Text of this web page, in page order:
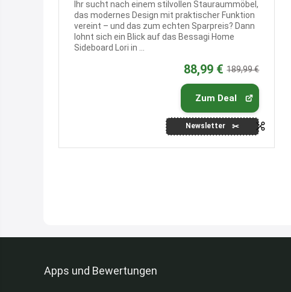
Ihr sucht nach einem stilvollen Stauraummöbel,
das modernes Design mit praktischer Funktion
vereint – und das zum echten Sparpreis? Dann
lohnt sich ein Blick auf das Bessagi Home
Sideboard Lori in ...
88,99 € 189,99 €
Zum Deal
Newsletter
Apps und Bewertungen